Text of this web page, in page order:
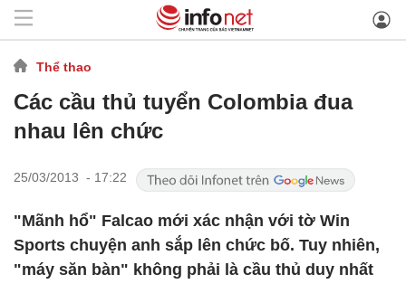
Thể thao
Các cầu thủ tuyển Colombia đua
nhau lên chức
25/03/2013 - 17:22
"Mãnh hổ" Falcao mới xác nhận với tờ Win
Sports chuyện anh sắp lên chức bố. Tuy nhiên,
"máy săn bàn" không phải là cầu thủ duy nhất